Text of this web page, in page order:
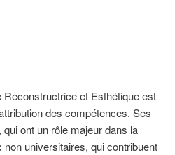
et Esthétique est
des compétences. Ses
ont un rôle majeur dans la
universitaires, qui contribuent